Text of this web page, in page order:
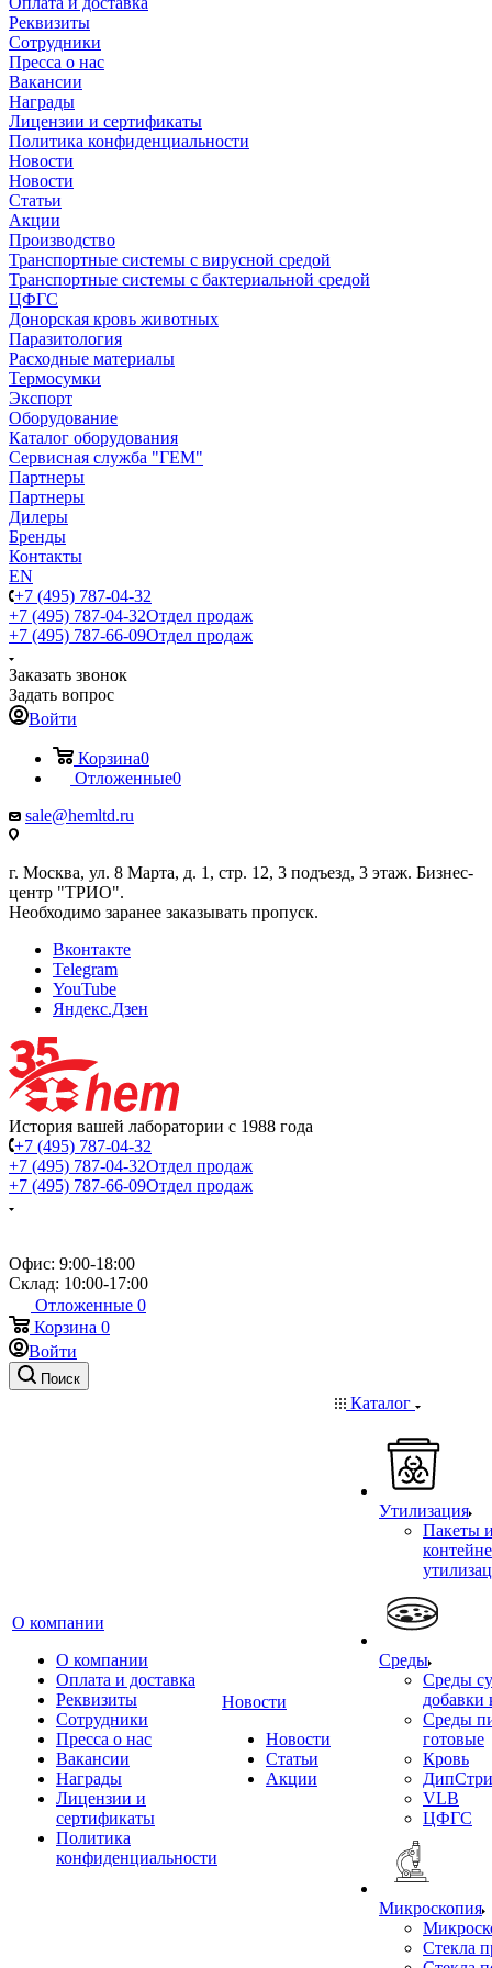
Реквизиты
Сотрудники
Пресса о нас
Вакансии
Награды
Лицензии и сертификаты
Политика конфиденциальности
Новости
Новости
Статьи
Акции
Производство
Транспортные системы с вирусной средой
Транспортные системы с бактериальной средой
ЦФГС
Донорская кровь животных
Паразитология
Расходные материалы
Термосумки
Экспорт
Оборудование
Каталог оборудования
Сервисная служба "ГЕМ"
Партнеры
Партнеры
Дилеры
Бренды
Контакты
EN
+7 (495) 787-04-32
+7 (495) 787-04-32Отдел продаж
+7 (495) 787-66-09Отдел продаж
Заказать звонок
Задать вопрос
Войти
Корзина0
Отложенные0
sale@hemltd.ru
г. Москва, ул. 8 Марта, д. 1, стр. 12, 3 подъезд, 3 этаж. Бизнес-
центр "ТРИО".
Необходимо заранее заказывать пропуск.
Вконтакте
Telegram
YouTube
Яндекс.Дзен
История вашей лаборатории с 1988 года
+7 (495) 787-04-32
+7 (495) 787-04-32Отдел продаж
+7 (495) 787-66-09Отдел продаж
Офис: 9:00-18:00
Склад: 10:00-17:00
Отложенные 0
Корзина 0
Войти
Поиск
О компании
О компании
Оплата и доставка
Реквизиты
Сотрудники
Пресса о нас
Вакансии
Награды
Лицензии и
сертификаты
Политика
конфиденциальности
Новости
Новости
Статьи
Акции
Каталог
Утилизация
Пакеты
Среды
Среды
добавки
Среды
готовые
Кровь
VLB
ЦФГС
Микроскопия
Стекла